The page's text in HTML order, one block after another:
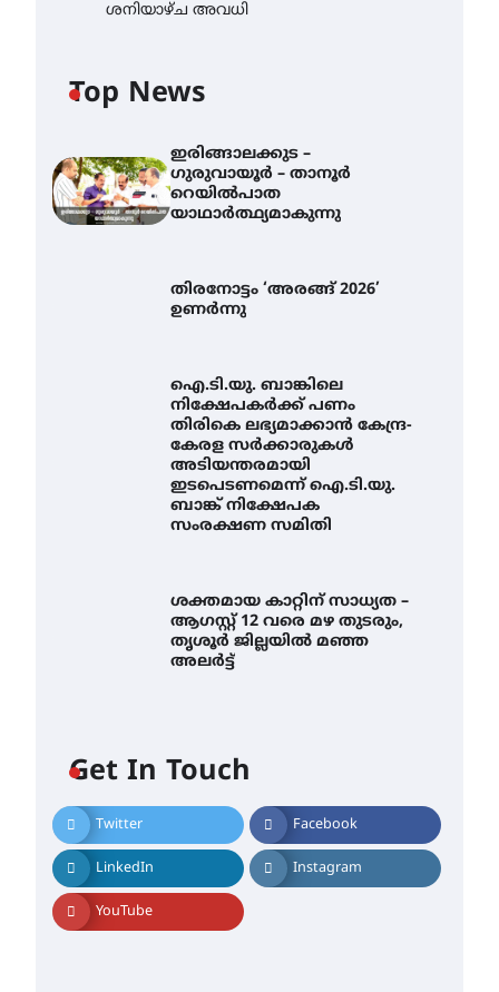
ശനിയാഴ്ച അവധി
Top News
ഇരിങ്ങാലക്കുട –
ഗുരുവായൂർ – താനൂർ
റെയിൽപാത
യാഥാർത്ഥ്യമാകുന്നു
തിരനോട്ടം ‘അരങ്ങ് 2026’
ഉണർന്നു
ഐ.ടി.യു. ബാങ്കിലെ
നിക്ഷേപകർക്ക് പണം
തിരികെ ലഭ്യമാക്കാൻ കേന്ദ്ര-
കേരള സർക്കാരുകൾ
അടിയന്തരമായി
ഇടപെടണമെന്ന് ഐ.ടി.യു.
ബാങ്ക് നിക്ഷേപക
സംരക്ഷണ സമിതി
ശക്തമായ കാറ്റിന് സാധ്യത –
ആഗസ്റ്റ് 12 വരെ മഴ തുടരും,
തൃശൂർ ജില്ലയിൽ മഞ്ഞ
അലർട്ട്
Get In Touch
Twitter Facebook
LinkedIn Instagram
YouTube
തിരനോട്ടം ‘അരങ്ങ് 2026’
ഉണർന്നു
August 8, 2026
ഐ.ടി.യു. ബാങ്കിലെ
നിക്ഷേപകർക്ക് പണം